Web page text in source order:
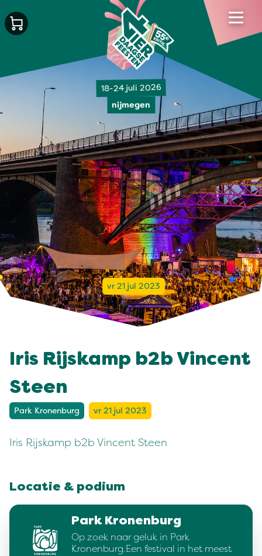
18-24 juli 2026
nijmegen
vr 21 jul 2023
Iris Rijskamp b2b Vincent
Steen
Park Kronenburg vr 21 jul 2023
Iris Rijskamp b2b Vincent Steen
Locatie & podium
Park Kronenburg
Op zoek naar geluk in Park
Kronenburg.Een festival in het meest